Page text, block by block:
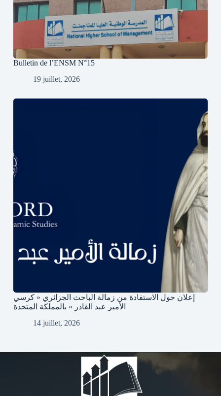
Bulletin de l’ENSM N°15
19 juillet, 2026
إعلان حول الاستفادة من زمالة الباحث الجزائري « كرسي
الأمير عبد القادر » بالمملكة المتحدة
14 juillet, 2026